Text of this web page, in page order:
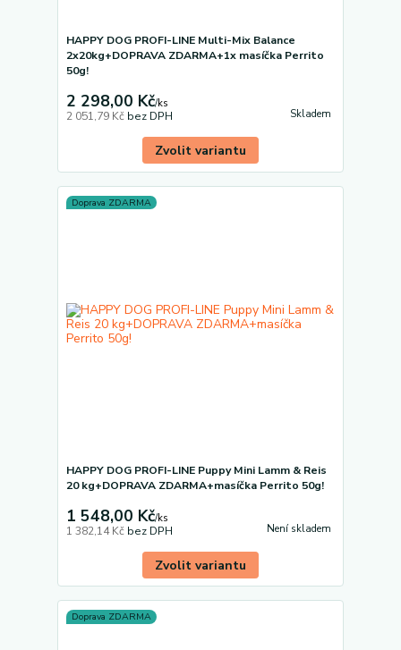
HAPPY DOG PROFI-LINE Multi-Mix Balance
2x20kg+DOPRAVA ZDARMA+1x masíčka Perrito
50g!
2 298,00 Kč/ks
2 051,79 Kč bez DPH Skladem
Zvolit variantu
Doprava ZDARMA
HAPPY DOG PROFI-LINE Puppy Mini Lamm & Reis
20 kg+DOPRAVA ZDARMA+masíčka Perrito 50g!
1 548,00 Kč/ks
1 382,14 Kč bez DPH Není skladem
Zvolit variantu
Doprava ZDARMA